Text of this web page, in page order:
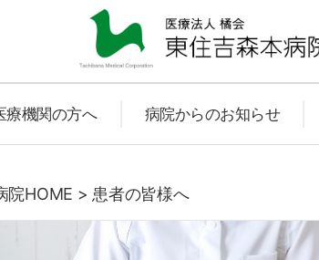
東
住
療機関の方へ 病院からのお知らせ
院HOME > 患者の皆様へ